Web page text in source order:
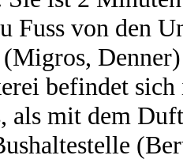
Fuss von den
(Migros,
befindet
als mit dem